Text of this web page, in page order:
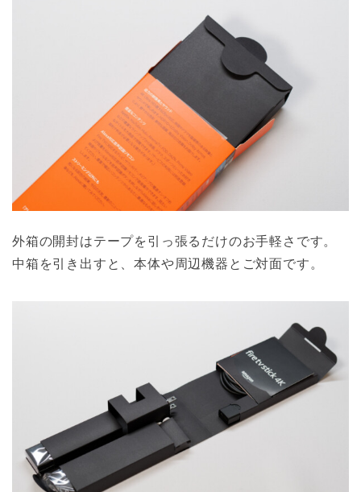
外箱の開封はテープを引っ張るだけのお手軽さです。
中箱を引き出すと、本体や周辺機器とご対面です。